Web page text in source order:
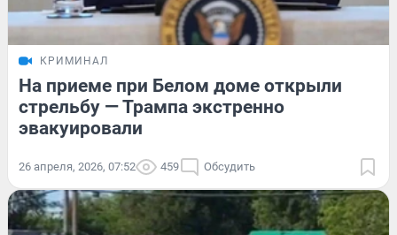
КРИМИНАЛ
На приеме при Белом доме открыли
стрельбу — Трампа экстренно
эвакуировали
26 апреля, 2026, 07:52 459 Обсудить